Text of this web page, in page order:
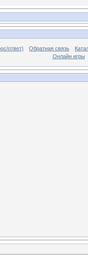
ответ) Обратная связь
Онлайн игры